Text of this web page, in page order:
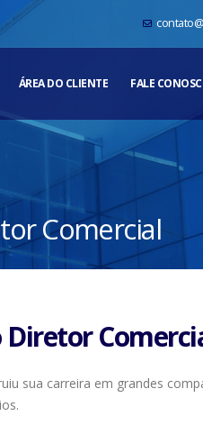
ÁREA DO CLIENTE FALE
Comercial
sua carreira em grandes